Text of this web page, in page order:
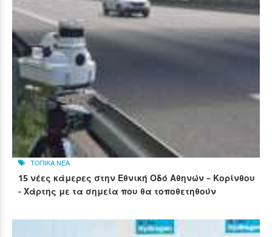
ΤΟΠΙΚΑ ΝΕΑ
15 νέες κάμερες στην Εθνική Οδό Αθηνών – Κορίνθου
- Χάρτης με τα σημεία που θα τοποθετηθούν